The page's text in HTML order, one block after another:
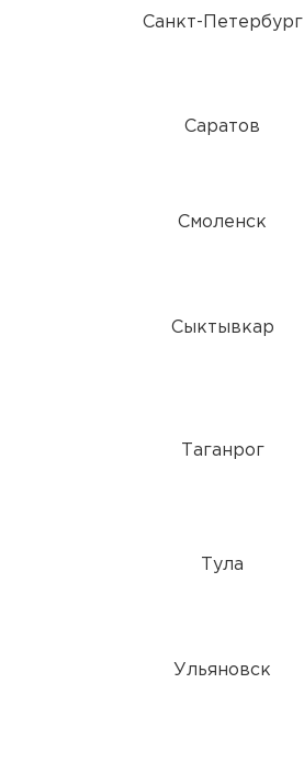
Санкт-Петербург
Саратов
Смоленск
Сыктывкар
Таганрог
Тула
Ульяновск